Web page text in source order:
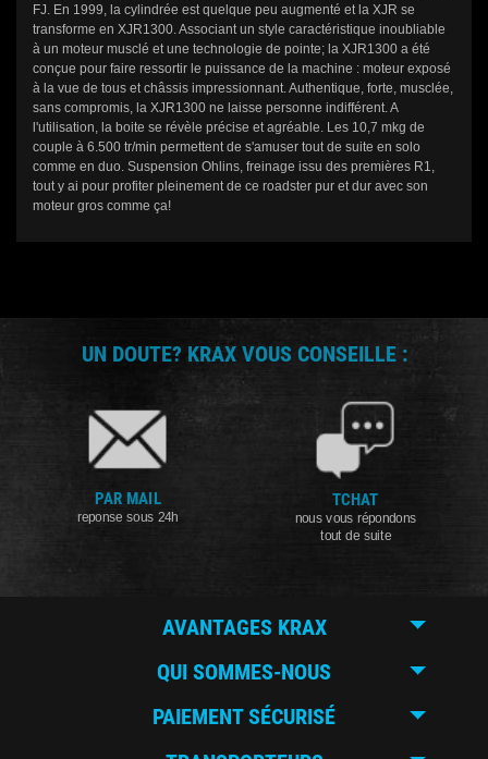
FJ. En 1999, la cylindrée est quelque peu augmenté et la XJR se
transforme en XJR1300. Associant un style caractéristique inoubliable
à un moteur musclé et une technologie de pointe; la XJR1300 a été
conçue pour faire ressortir le puissance de la machine : moteur exposé
à la vue de tous et châssis impressionnant. Authentique, forte, musclée,
sans compromis, la XJR1300 ne laisse personne indifférent. A
l'utilisation, la boite se révèle précise et agréable. Les 10,7 mkg de
couple à 6.500 tr/min permettent de s'amuser tout de suite en solo
comme en duo. Suspension Ohlins, freinage issu des premières R1,
tout y ai pour profiter pleinement de ce roadster pur et dur avec son
moteur gros comme ça!
UN DOUTE? KRAX VOUS CONSEILLE :
PAR MAIL
reponse sous 24h
TCHAT
nous vous répondons
tout de suite
AVANTAGES KRAX
QUI SOMMES-NOUS
PAIEMENT SÉCURISÉ